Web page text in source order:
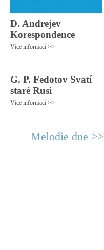
D. Andrejev
Korespondence
Více informací >>
G. P. Fedotov Svatí
staré Rusi
Více informací >>
Melodie dne >>